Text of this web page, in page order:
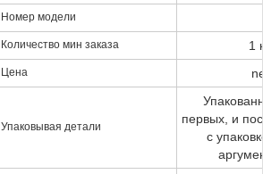
Номер модели
Количество мин заказа 1
Цена
Упаковывая детали
первых, и
с